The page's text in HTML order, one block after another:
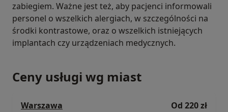
zabiegiem. Ważne jest też, aby pacjenci informowali
personel o wszelkich alergiach, w szczególności na
środki kontrastowe, oraz o wszelkich istniejących
implantach czy urządzeniach medycznych.
Ceny usługi wg miast
Warszawa
Od 220 zł